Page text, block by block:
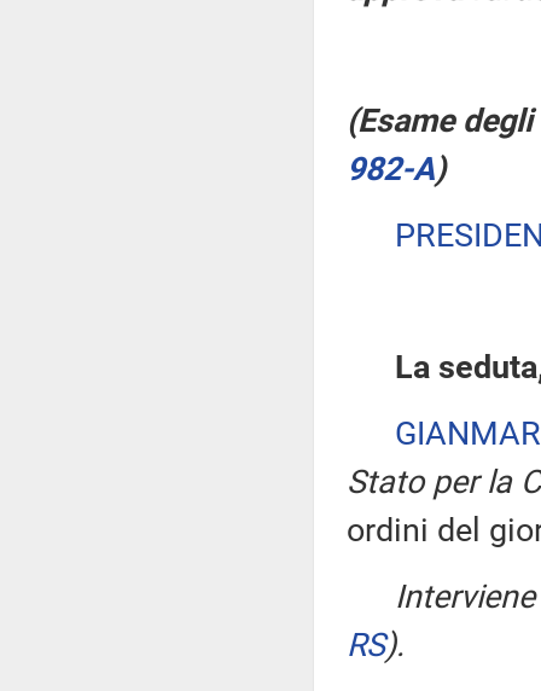
(Esame
982-A​)
La
Stato per la
ordini del
RS).